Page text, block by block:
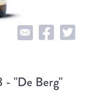
- "De Berg"